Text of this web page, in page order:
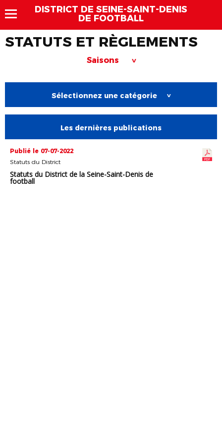
DISTRICT DE SEINE-SAINT-DENIS
DE FOOTBALL
STATUTS ET RÈGLEMENTS
Saisons >
Sélectionnez une catégorie >
Les dernières publications
Publié le 07-07-2022
Statuts du District
Statuts du District de la Seine-Saint-Denis de
football